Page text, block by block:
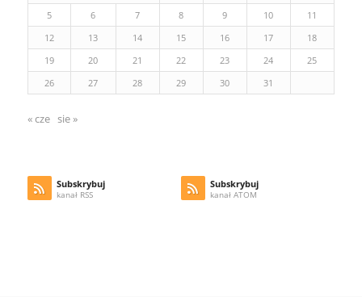
5
6 7 8 9 10
11
12
13 14 15 16 17
18
19
20 21 22 23 24
25
26
27 28 29 30 31
« cze sie »
Subskrybuj
kanał RSS
Subskrybuj
kanał ATOM